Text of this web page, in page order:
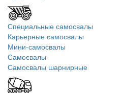
Специальные самосвалы
Карьерные самосвалы
Мини-самосвалы
Самосвалы
Самосвалы шарнирные